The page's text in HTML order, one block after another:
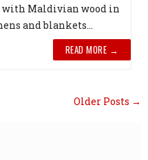
with Maldivian wood in
and blankets...
READ MORE →
Older Posts →